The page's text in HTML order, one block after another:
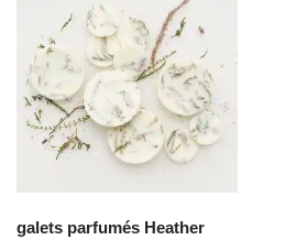
galets parfumés Heather